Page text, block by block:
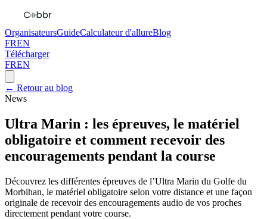
OrganisateursGuideCalculateur d'allureBlog
FREN
Télécharger
FREN
← Retour au blog
News
Ultra Marin : les épreuves, le matériel
obligatoire et comment recevoir des
encouragements pendant la course
Découvrez les différentes épreuves de l’Ultra Marin du Golfe du
Morbihan, le matériel obligatoire selon votre distance et une façon
originale de recevoir des encouragements audio de vos proches
directement pendant votre course.